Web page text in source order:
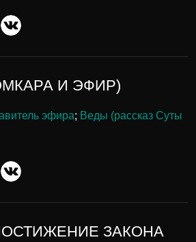
И ЭФИР)
эфира; Веды (рассказ Суты
ЗАКОНА